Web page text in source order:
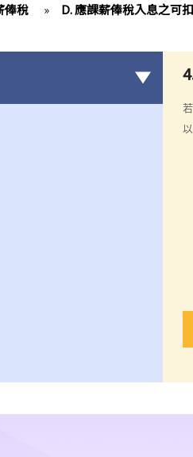
俸稅 » D. 應課薪俸稅入息之可
金，這些收入應在報稅表的